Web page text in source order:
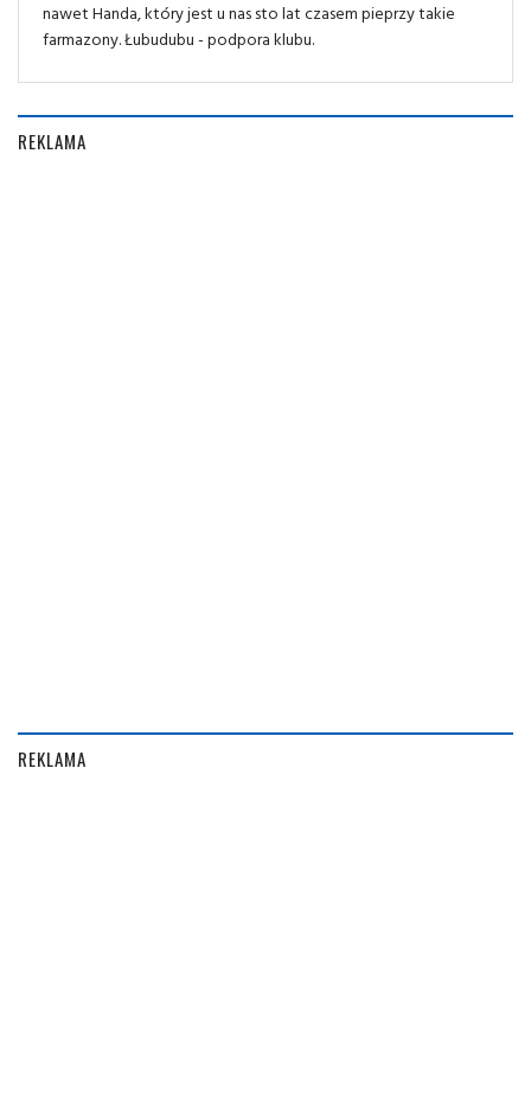
nawet Handa, który jest u nas sto lat czasem pieprzy takie
farmazony. Łubudubu - podpora klubu.
REKLAMA
REKLAMA